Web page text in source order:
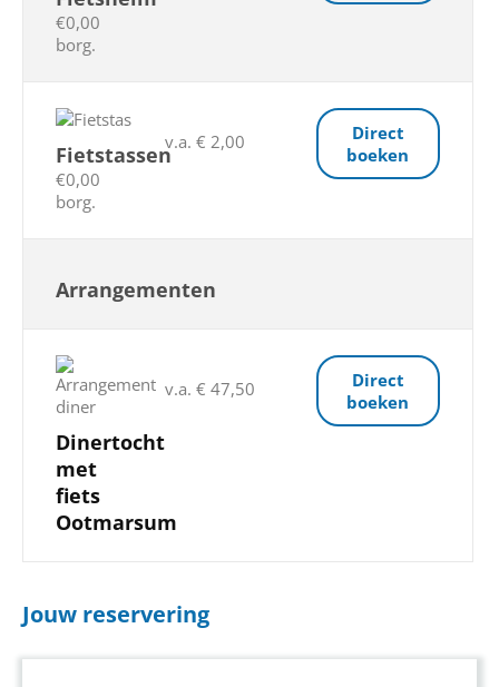
€0,00
borg.
Fietstassen
€0,00
borg.
v.a. € 2,00
Direct
boeken
Arrangementen
Dinertocht
met
fiets
Ootmarsum
v.a. € 47,50
Direct
boeken
Jouw reservering